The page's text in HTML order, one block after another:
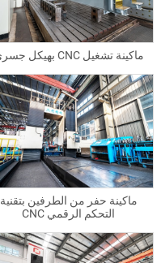
ماكينة تشغيل CNC بهيكل جسري
ماكينة حفر من الطرفين بتقنية
التحكم الرقمي CNC